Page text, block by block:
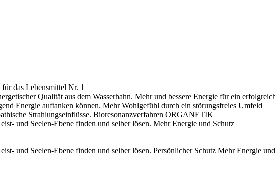
das Lebensmittel Nr. 1
Qualität aus dem Wasserhahn. Mehr und bessere Energie für ein
Energie auftanken können. Mehr Wohlgefühl durch ein störungsfreies Umfeld
Strahlungseinflüsse. Bioresonanzverfahren ORGANETIK
und Seelen-Ebene finden und selber lösen. Mehr Energie und Schutz
und Seelen-Ebene finden und selber lösen. Persönlicher Schutz Mehr Energie